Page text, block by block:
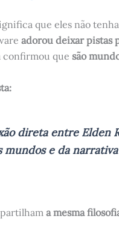
que eles não
adorou deixar pistas
confirmou que são
direta entre Elden
mundos e da
a mesma